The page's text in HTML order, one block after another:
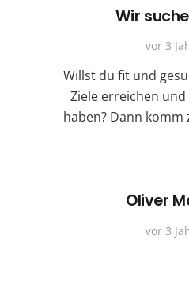
Wir
vor 3
Willst du fit und
Ziele erreichen und
haben? Dann
Oliver
vor 3